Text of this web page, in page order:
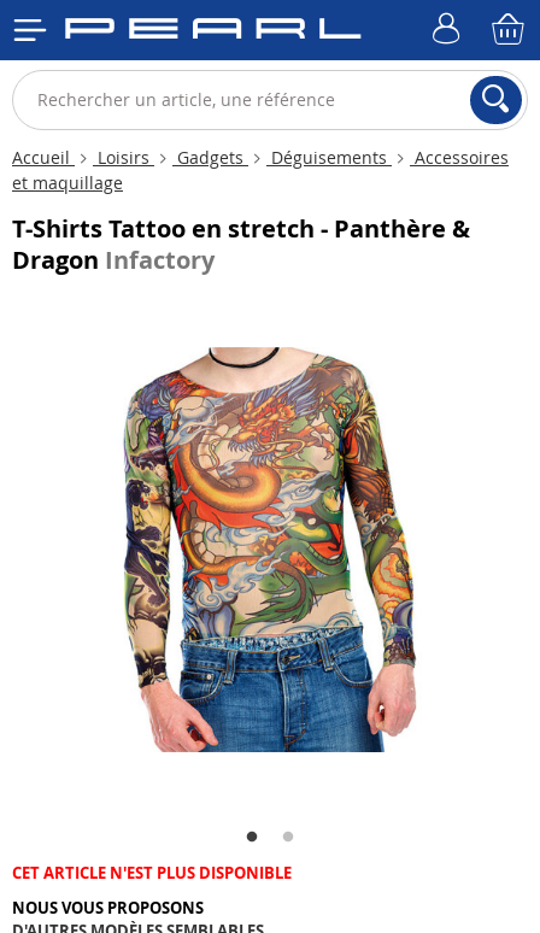
Accueil Loisirs Gadgets Déguisements
Accessoires
et maquillage
T-Shirts Tattoo en stretch - Panthère &
Dragon Infactory
CET ARTICLE N'EST PLUS DISPONIBLE
NOUS VOUS PROPOSONS